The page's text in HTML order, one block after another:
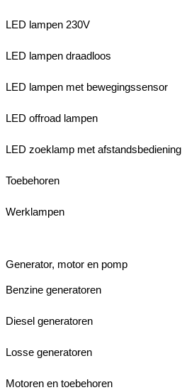
LED lampen 230V
LED lampen draadloos
LED lampen met bewegingssensor
LED offroad lampen
LED zoeklamp met afstandsbediening
Toebehoren
Werklampen
Generator, motor en pomp
Benzine generatoren
Diesel generatoren
Losse generatoren
Motoren en toebehoren